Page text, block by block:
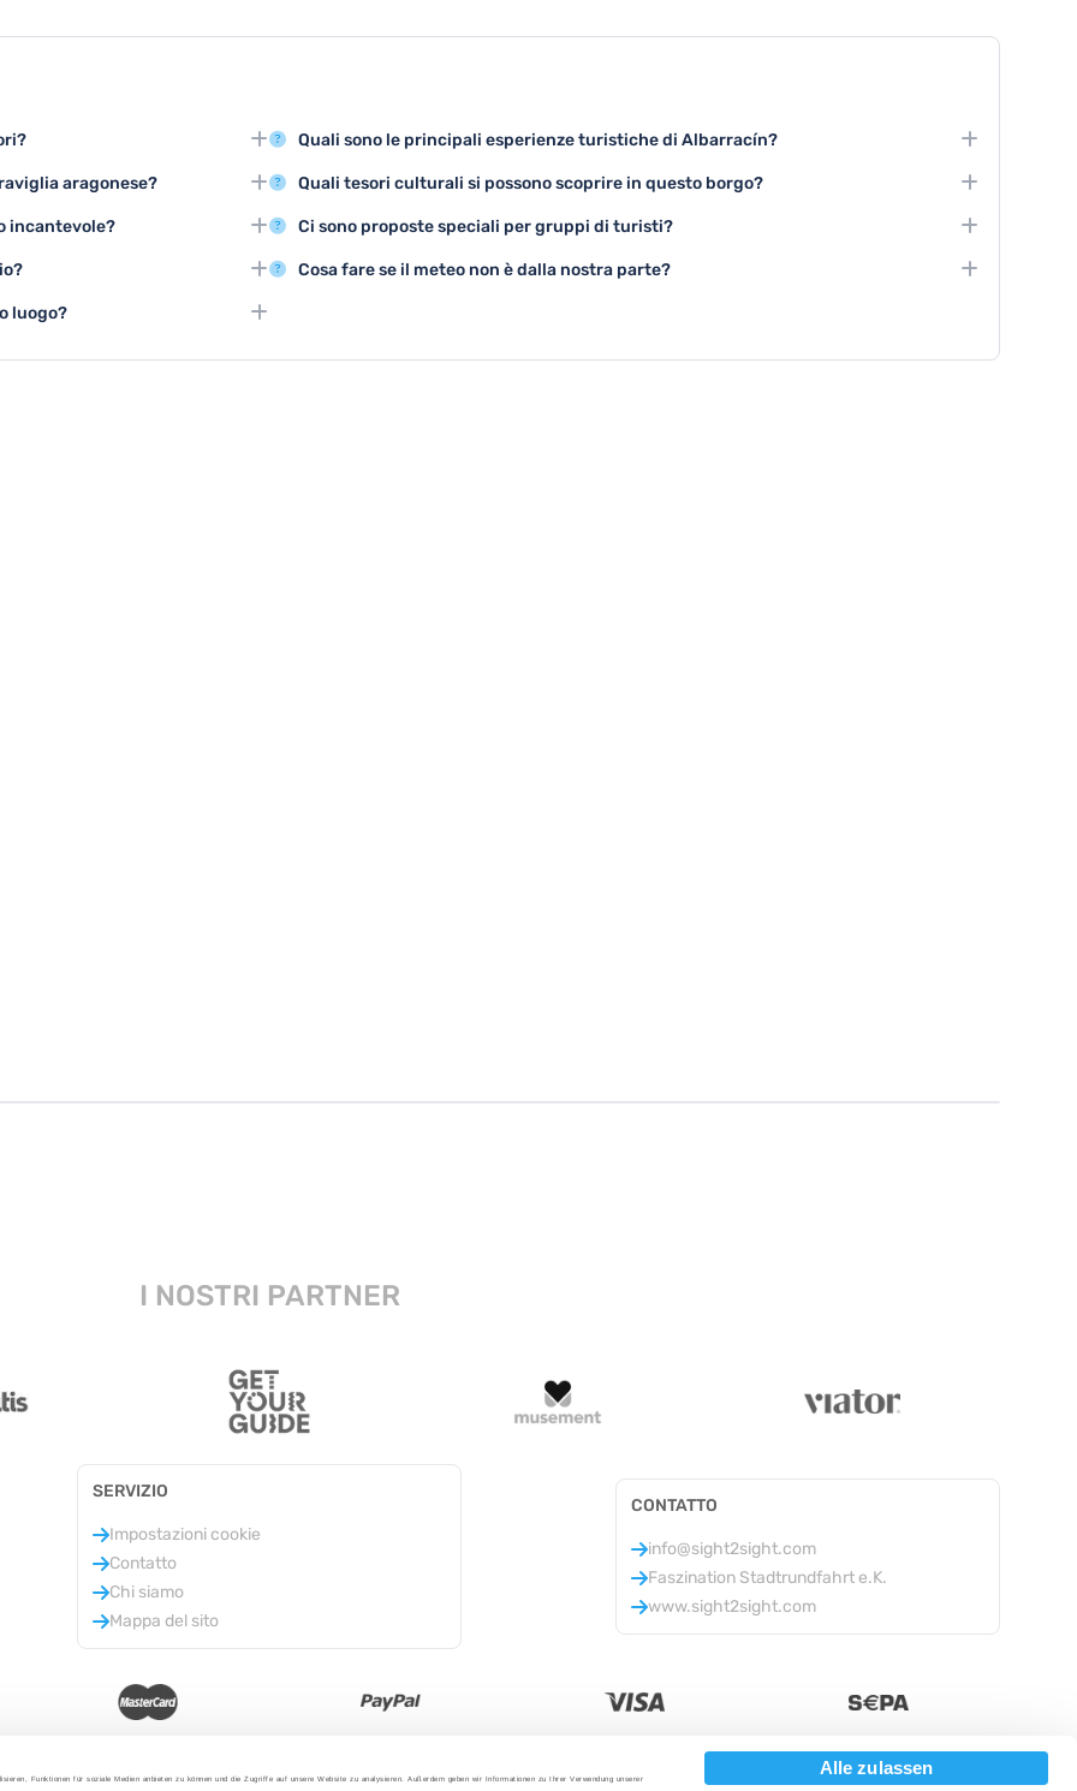
Funktionen für soziale Medien anbieten zu können und die Zugriffe auf unsere Website zu analysieren. Außerdem geben wir Informationen zu Ihrer Verwendung unserer
Alle zulassen
conservato, con
oltre a un patrimonio
aragonese?
Albarracín, con
di godere appieno delle
incantevole?
di Albarracín, dove è
di questo straordinario borgo.
con sentieri spettacolari nel
paesaggi
luogo?
Quali sono le principali esperienze turistiche di Albarracín?
Le tre principali attività turistiche sono l'esplorazione del centro storico, le escursioni
naturalistiche e la visita ai siti archeologici e monumentali della città.
Quali tesori culturali si possono scoprire in questo borgo?
Albarracín offre mostre d'arte, concerti in chiese storiche, festival tradizionali e visite a
musei che raccontano la ricca storia locale e le tradizioni aragonesi.
Ci sono proposte speciali per gruppi di turisti?
Esistono tour guidati personalizzati, esperienze di team building in natura e pacchetti
speciali per gruppi che includono visite culturali e attività ricreative.
Cosa fare se il meteo non è dalla nostra parte?
I NOSTRI PARTNER
SERVIZIO
Impostazioni cookie
Contatto
Chi siamo
Mappa del sito
CONTATTO
info@sight2sight.com
Faszination Stadtrundfahrt e.K.
www.sight2sight.com